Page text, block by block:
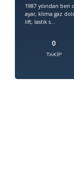
1987 yılından
ayar, klima gaz
lift, lastik s...
0
TAKIP